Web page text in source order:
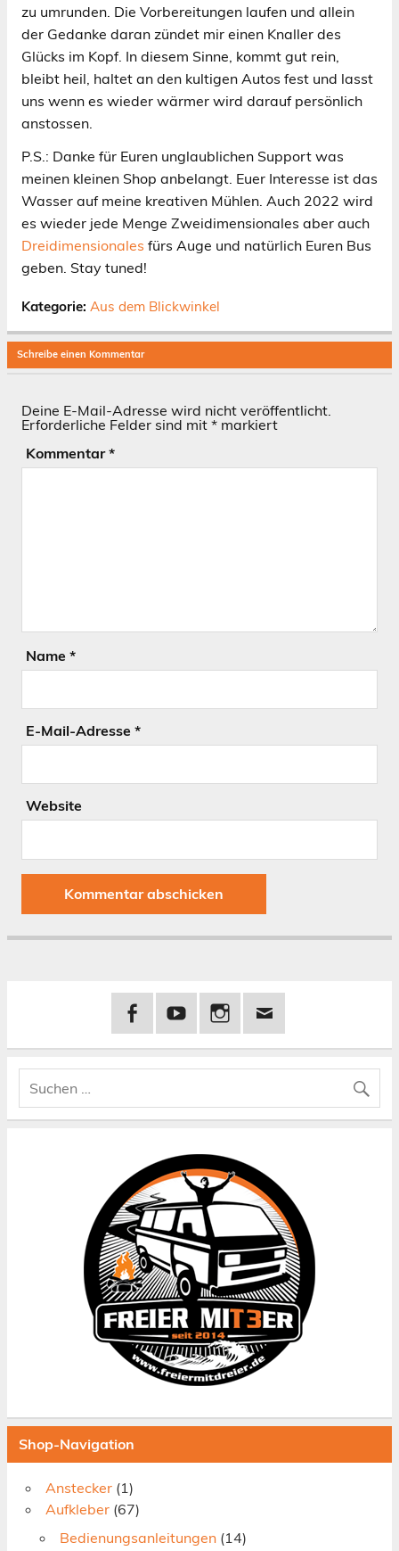
zu umrunden. Die Vorbereitungen laufen und allein
der Gedanke daran zündet mir einen Knaller des
Glücks im Kopf. In diesem Sinne, kommt gut rein,
bleibt heil, haltet an den kultigen Autos fest und lasst
uns wenn es wieder wärmer wird darauf persönlich
anstossen.
P.S.: Danke für Euren unglaublichen Support was
meinen kleinen Shop anbelangt. Euer Interesse ist das
Wasser auf meine kreativen Mühlen. Auch 2022 wird
es wieder jede Menge Zweidimensionales aber auch
Dreidimensionales fürs Auge und natürlich Euren Bus
geben. Stay tuned!
Kategorie: Aus dem Blickwinkel
Schreibe einen Kommentar
Deine E-Mail-Adresse wird nicht veröffentlicht.
Erforderliche Felder sind mit * markiert
Kommentar*
Name *
E-Mail-Adresse *
Website
Shop-Navigation
Anstecker (1)
Aufkleber (67)
Bedienungsanleitungen (14)